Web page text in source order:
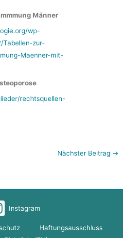
Männer
wp-
zur-
Maenner-mit-
rechtsquellen-
Nächster Beitrag →
Instagram
Haftungsausschluss